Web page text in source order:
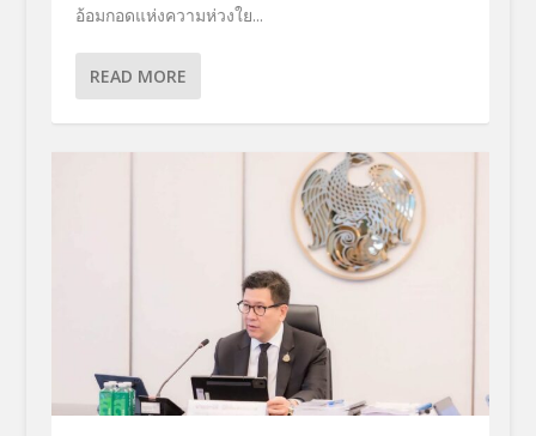
อ้อมกอดแห่งความห่วงใย...
READ MORE